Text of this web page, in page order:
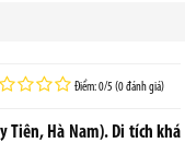
Điểm: 0/5 (0 đánh giá)
Tiên, Hà Nam). Di tích khá